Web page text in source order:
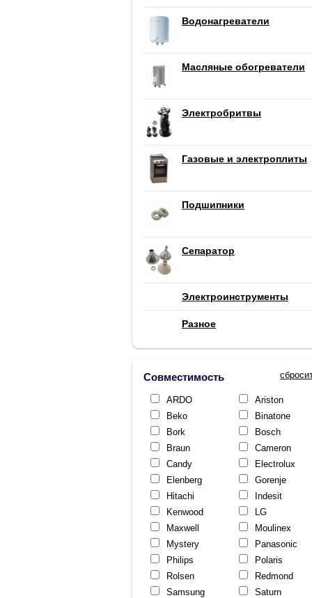
Водонагреватели
Масляные обогреватели
Электробритвы
Газовые и электроплиты
Подшипники
Сепаратор
Электроинструменты
Разное
Совместимость
ARDO
Ariston
Beko
Binatone
Bork
Bosch
Braun
Cameron
Candy
Electrolux
Elenberg
Gorenje
Hitachi
Indesit
Kenwood
LG
Maxwell
Moulinex
Mystery
Panasonic
Philips
Polaris
Rolsen
Redmond
Samsung
Saturn